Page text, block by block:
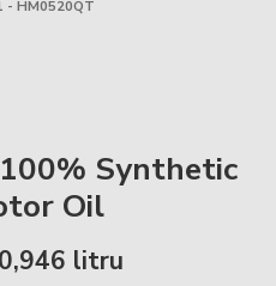
- HM0520QT
Synthetic
Oil
litru